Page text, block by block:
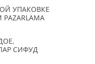
УПАКОВКЕ
СИФУД